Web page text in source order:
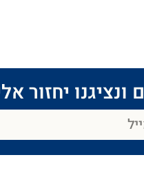
יחזור